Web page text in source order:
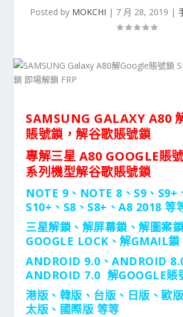
Posted by MOKCHI | 7 月 28, 2019 |
SAMSUNG GALAXY A80
賬號鎖，解谷歌賬號鎖
專解三星 A80 GOOGLE賬
系列機型解谷歌賬號鎖
NOTE 9、NOTE 8、S9、S9+
S10+、S8、S8+、A8 2018 等
三星解鎖、解屏幕鎖、解圖案
GOOGLE LOCK、解GMAIL鎖
ANDROID 9.0、ANDROID
ANDROID 7.0 解GOOGLE賬
港版、韓版、台版、日版、歐
太版、國際版 等等